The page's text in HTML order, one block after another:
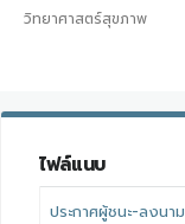
วิทยาศาสตร์สุขภาพ
ไฟล์แนบ
ประกาศผู้ชนะ-ลงนาม